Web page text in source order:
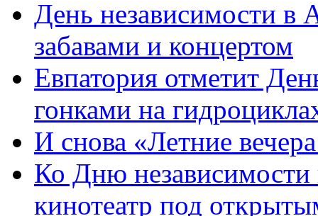
День независимости в
забавами и концертом
Евпатория отметит
гонками на
И снова «Летние
Ко Дню
кинотеатр под